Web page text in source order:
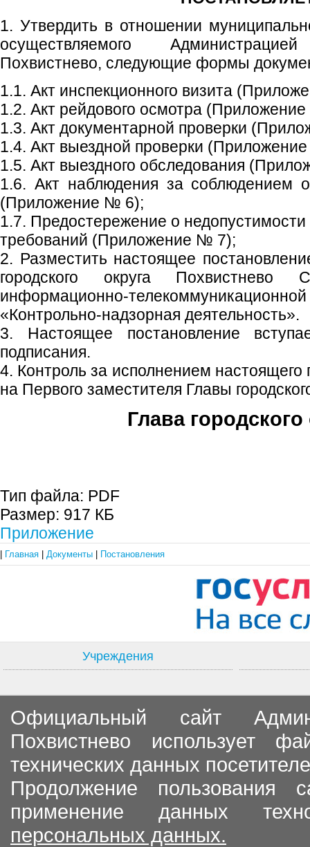
1. Утвердить в отношении
осуществляемого
Похвистнево, следующие формы
1.1. Акт инспекционного визита
1.2. Акт рейдового осмотра
1.3. Акт документарной проверки
1.4. Акт выездной проверки
1.5. Акт выездного обследования
1.6. Акт наблюдения за соблюдением
(Приложение № 6);
1.7. Предостережение о
требований (Приложение № 7);
2. Разместить настоящее
городского округа Похвистнево
информационно-
«Контрольно-надзорная деятельность».
3. Настоящее постановление
подписания.
4. Контроль за исполнением настоящего
на Первого заместителя Главы
Глава городского
Тип файла: PDF
Размер: 917 КБ
Приложение
Главная Документы Постановления
Учреждения
Официальный сайт
Похвистнево использует
технических данных
Продолжение пользования
применение данных
персональных данных.